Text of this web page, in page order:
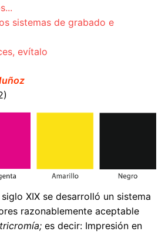
sistemas de grabado e
evítalo
XIX se desarrolló un sistema
razonablemente aceptable
es decir: Impresión en